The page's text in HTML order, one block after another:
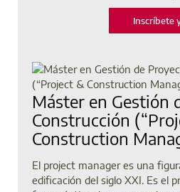
Inscríbete
Máster en Gestión
Construcción
Construction
El project manager es una
edificación del siglo XXI. Es el